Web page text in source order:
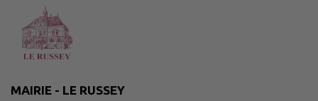
MAIRIE - LE RUSSEY